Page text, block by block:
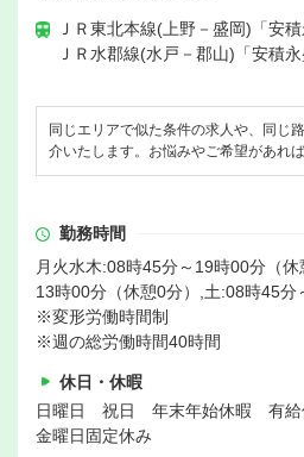
ＪＲ東北本線(上野－盛岡)「安
ＪＲ水郡線(水戸－郡山)「安積
同じエリアで似た条件の求人や、同じ
介いたします。お悩みやご希望があれ
勤務時間
月火水木:08時45分～19時00分（
13時00分（休憩0分）,土:08時45分
※変形労働時間制
※週の総労働時間40時間
休日・休暇
日曜日 祝日 年末年始休暇 有給
金曜日固定休み